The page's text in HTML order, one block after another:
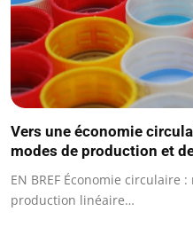
Vers une économie
modes de production et
EN BREF Économie circulaire
production linéaire…